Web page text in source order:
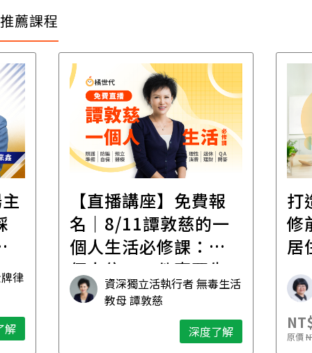
推薦課程
律
解
【直播講座】免費報
名｜8/11譚敦慈的一
個人生活必修課：一
個人住，五件事要先
想清楚！資深獨立活執行者 無毒生活
教母 譚敦慈
深度了解
打
修
居
原價